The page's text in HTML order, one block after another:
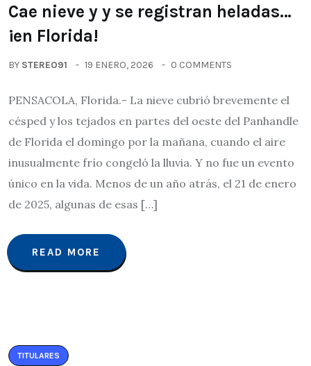
Cae nieve y y se registran heladas…
¡en Florida!
BY STEREO91 19 ENERO, 2026 0 COMMENTS
PENSACOLA, Florida.- La nieve cubrió brevemente el
césped y los tejados en partes del oeste del Panhandle
de Florida el domingo por la mañana, cuando el aire
inusualmente frío congeló la lluvia. Y no fue un evento
único en la vida. Menos de un año atrás, el 21 de enero
de 2025, algunas de esas […]
READ MORE
TITULARES